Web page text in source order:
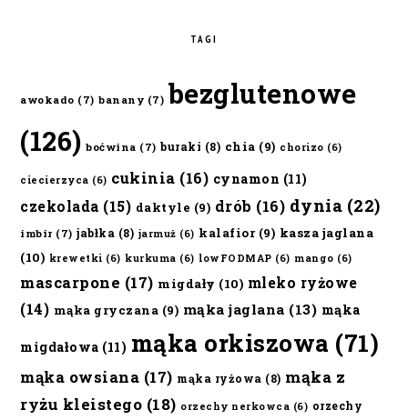
TAGI
awokado (7) banany (7) bezglutenowe
(126) boćwina (7) buraki (8) chia (9) chorizo (6)
ciecierzyca (6) cukinia (16) cynamon (11)
czekolada (15) daktyle (9) drób (16) dynia (22)
imbir (7) jabłka (8) jarmuż (6) kalafior(9) kasza jaglana
(10) krewetki (6) kurkuma (6) lowFODMAP (6) mango (6)
mascarpone (17) migdały (10) mleko ryżowe
(14) mąka gryczana (9) mąka jaglana (13) mąka
migdałowa (11) mąka orkiszowa (71)
mąka owsiana (17) mąka ryżowa (8) mąka z
ryżu kleistego (18) orzechy nerkowca (6) orzechy